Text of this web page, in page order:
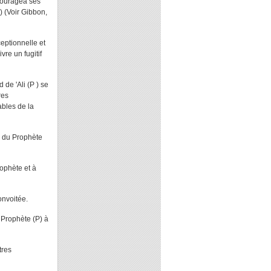
(Voir Gibbon,
et
un fugitif
de 'Ali (P ) se
de la
Prophète
et à
(P) à